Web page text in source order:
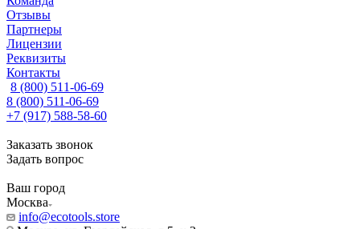
Отзывы
Партнеры
Лицензии
Реквизиты
Контакты
8 (800) 511-06-69
8 (800) 511-06-69
+7 (917) 588-58-60
Заказать звонок
Задать вопрос
Ваш город
Москва
info@ecotools.store